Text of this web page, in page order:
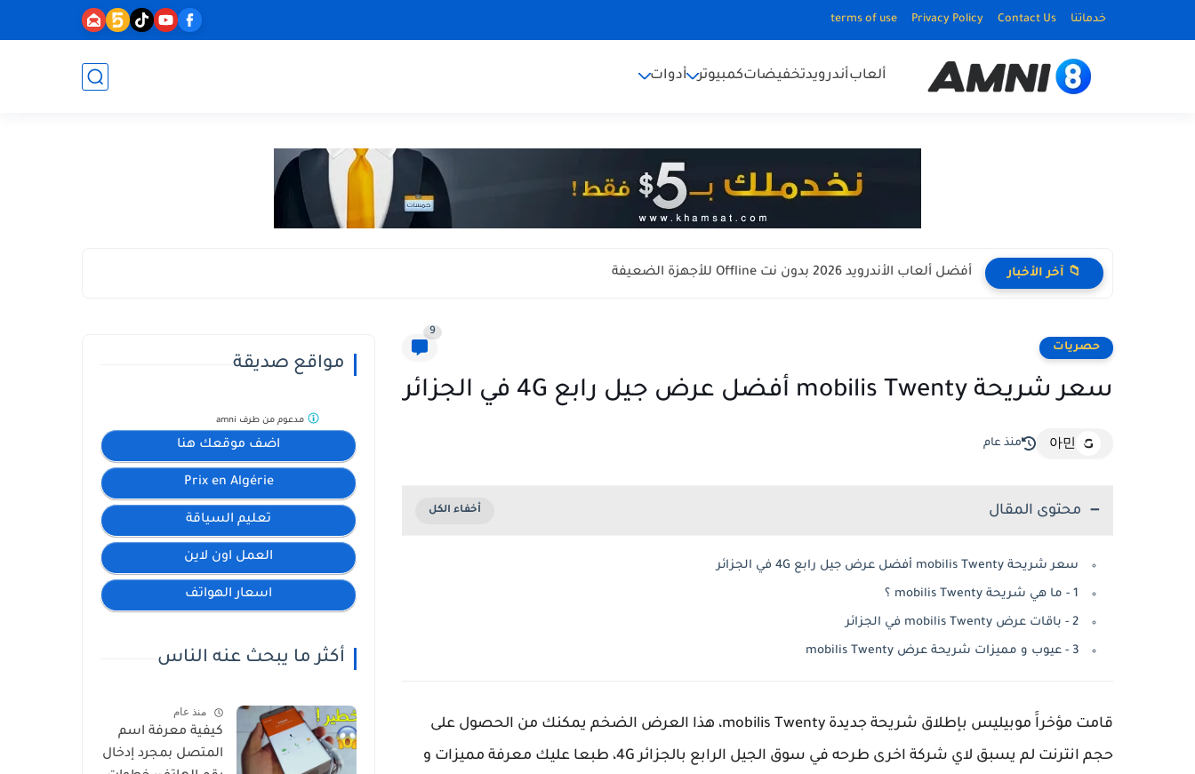
خدماتنا Contact Us
Privacy Policy
terms of use
ألعابأندرويدتخفيضاتكمبيوتر أدوات
📁 آخر الأخبار أفضل ألعاب الأندرويد 2026 بدون نت Offline للأجهزة الضعيفة
حصريات
9
سعر شريحة mobilis Twenty أفضل عرض جيل رابع 4G في الجزائر
아민 منذ عام
محتوى المقال
سعر شريحة mobilis Twenty أفضل عرض جيل رابع 4G في الجزائر
1 - ما هي شريحة mobilis Twenty ؟
2 - باقات عرض mobilis Twenty في الجزائر
3 - عيوب و مميزات شريحة عرض mobilis Twenty
قامت مؤخراََ موبيليس بإطلاق شريحة جديدة mobilis Twenty، هذا العرض الضخم يمكنك من الحصول على
حجم انترنت لم يسبق لاي شركة اخرى طرحه في سوق الجيل الرابع بالجزائر 4G، طبعا عليك معرفة مميزات و
مواقع صديقة
اضف موقعك هنا
Prix en Algérie
تعليم السياقة
العمل اون لاين
اسعار الهواتف
مدعوم من طرف amni
أكثر ما يبحث عنه الناس
منذ عام
كيفية معرفة اسم
المتصل بمجرد إدخال